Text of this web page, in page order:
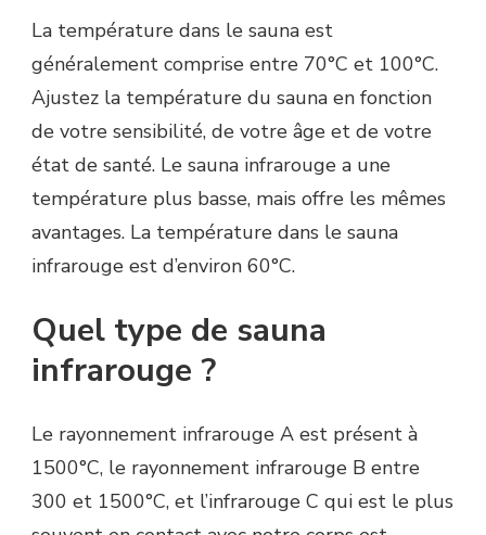
La température dans le sauna est
généralement comprise entre 70°C et 100°C.
Ajustez la température du sauna en fonction
de votre sensibilité, de votre âge et de votre
état de santé. Le sauna infrarouge a une
température plus basse, mais offre les mêmes
avantages. La température dans le sauna
infrarouge est d’environ 60°C.
Quel type de sauna
infrarouge ?
Le rayonnement infrarouge A est présent à
1500°C, le rayonnement infrarouge B entre
300 et 1500°C, et l’infrarouge C qui est le plus